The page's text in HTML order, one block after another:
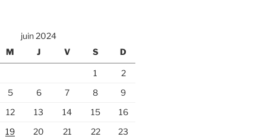
juin 2024
M
J V S D
1
2
5
6 7 8
9
12
13 14 15
16
19
20 21 22
23